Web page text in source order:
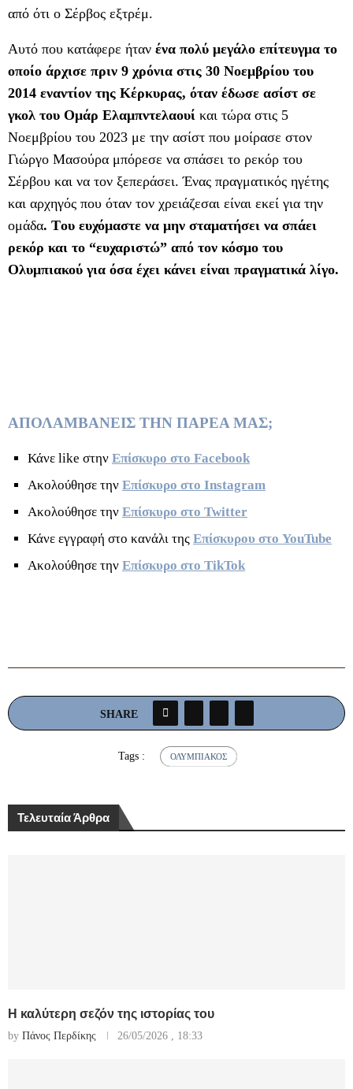
από ότι ο Σέρβος εξτρέμ.
Αυτό που κατάφερε ήταν ένα πολύ μεγάλο επίτευγμα το
οποίο άρχισε πριν 9 χρόνια στις 30 Νοεμβρίου του
2014 εναντίον της Κέρκυρας, όταν έδωσε ασίστ σε
γκολ του Ομάρ Ελαμπντελαουί και τώρα στις 5
Νοεμβρίου του 2023 με την ασίστ που μοίρασε στον
Γιώργο Μασούρα μπόρεσε να σπάσει το ρεκόρ του
Σέρβου και να τον ξεπεράσει. Ένας πραγματικός ηγέτης
και αρχηγός που όταν τον χρειάζεσαι είναι εκεί για την
ομάδα. Tου ευχόμαστε να μην σταματήσει να σπάει
ρεκόρ και το “ευχαριστώ” από τον κόσμο του
Ολυμπιακού για όσα έχει κάνει είναι πραγματικά λίγο.
ΑΠΟΛΑΜΒΑΝΕΙΣ ΤΗΝ ΠΑΡΕΑ ΜΑΣ;
Κάνε like στην Επίσκυρο στο Facebook
Ακολούθησε την Επίσκυρο στο Instagram
Ακολούθησε την Επίσκυρο στο Twitter
Κάνε εγγραφή στο κανάλι της Επίσκυρου στο YouTube
Ακολούθησε την Επίσκυρο στο TikTok
SHARE
Tags : ΟΛΥΜΠΙΑΚΌΣ
Τελευταία Άρθρα
Η καλύτερη σεζόν της ιστορίας του
by Πάνος Περδίκης 26/05/2026 , 18:33